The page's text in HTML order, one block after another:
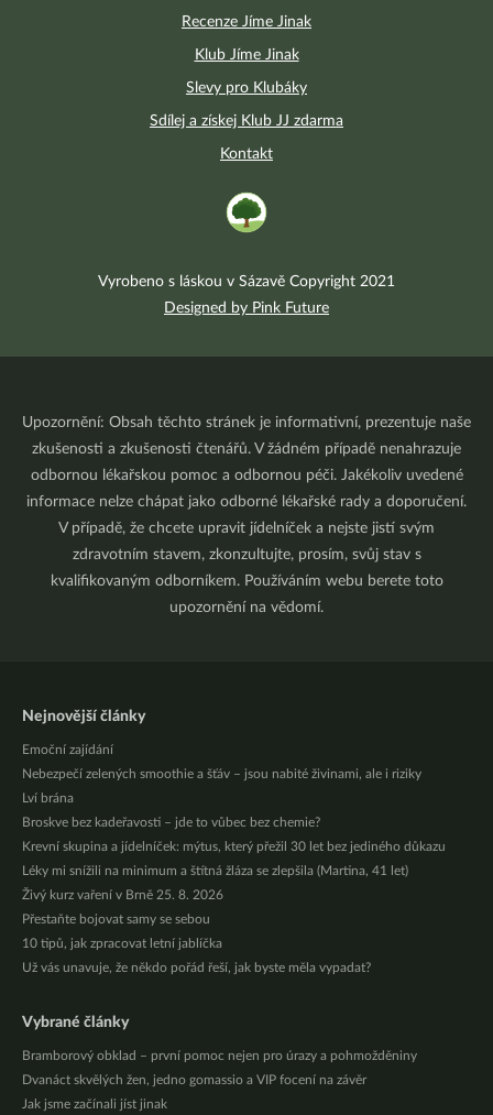
Recenze Jíme Jinak
Klub Jíme Jinak
Slevy pro Klubáky
Sdílej a získej Klub JJ zdarma
Kontakt
Vyrobeno s láskou v Sázavě Copyright 2021
Designed by Pink Future
Upozornění: Obsah těchto stránek je informativní, prezentuje naše
zkušenosti a zkušenosti čtenářů. V žádném případě nenahrazuje
odbornou lékařskou pomoc a odbornou péči. Jakékoliv uvedené
informace nelze chápat jako odborné lékařské rady a doporučení.
V případě, že chcete upravit jídelníček a nejste jistí svým
zdravotním stavem, zkonzultujte, prosím, svůj stav s
kvalifikovaným odborníkem. Používáním webu berete toto
upozornění na vědomí.
Nejnovější články
Emoční zajídání
Nebezpečí zelených smoothie a šťáv – jsou nabité živinami, ale i riziky
Lví brána
Broskve bez kadeřavosti – jde to vůbec bez chemie?
Krevní skupina a jídelníček: mýtus, který přežil 30 let bez jediného důkazu
Léky mi snížili na minimum a štítná žláza se zlepšila (Martina, 41 let)
Živý kurz vaření v Brně 25. 8. 2026
Přestaňte bojovat samy se sebou
10 tipů, jak zpracovat letní jablíčka
Už vás unavuje, že někdo pořád řeší, jak byste měla vypadat?
Vybrané články
Bramborový obklad – první pomoc nejen pro úrazy a pohmožděniny
Dvanáct skvělých žen, jedno gomassio a VIP focení na závěr
Jak jsme začínali jíst jinak